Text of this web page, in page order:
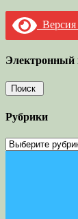
Версия
Электронный
Рубрики
Рубрики